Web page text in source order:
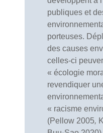
publiques et
porteuses.
des causes
celles-ci
« écologie
revendiquer
« racisme
(Pellow 2005,